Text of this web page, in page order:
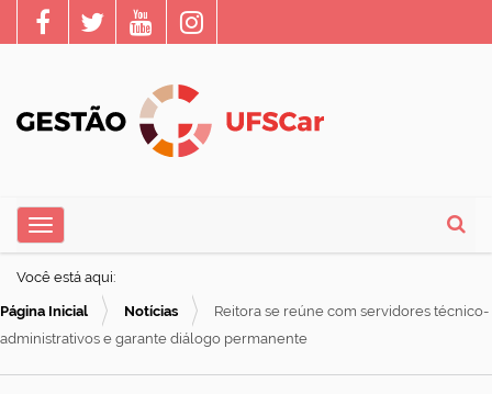
Busca
e
g
Toggle navigation
Você está aqui:
Página Inicial Notícias
Reitora se reúne com servidores técnico-
administrativos e garante diálogo permanente